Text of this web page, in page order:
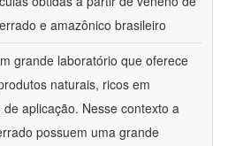
e amazônico brasileiro
grande laboratório que oferece
naturais, ricos em
aplicação. Nesse contexto a
possuem uma grande